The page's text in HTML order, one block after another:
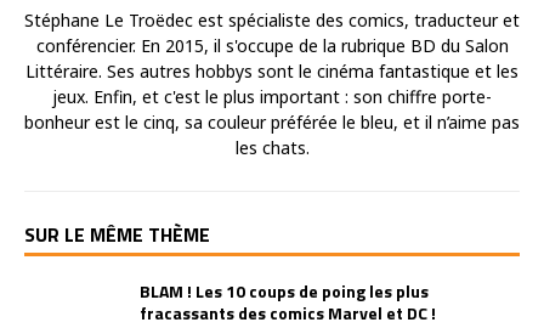
Stéphane Le Troëdec est spécialiste des comics, traducteur et
conférencier. En 2015, il s'occupe de la rubrique BD du Salon
Littéraire. Ses autres hobbys sont le cinéma fantastique et les
jeux. Enfin, et c'est le plus important : son chiffre porte-
bonheur est le cinq, sa couleur préférée le bleu, et il n’aime pas
les chats.
SUR LE MÊME THÈME
BLAM ! Les 10 coups de poing les plus
fracassants des comics Marvel et DC !